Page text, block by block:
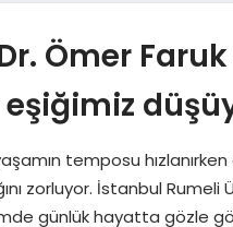
Ömer
eşiğimiz
temposu
zorluyor. İstanbul
günlük hayatta gözle